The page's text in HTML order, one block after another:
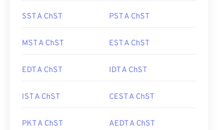
SST A ChST PST A ChST
MST A ChST EST A ChST
EDT A ChST IDT A ChST
IST A ChST CEST A ChST
PKT A ChST AEDT A ChST